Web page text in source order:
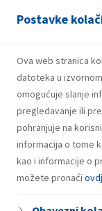
Postavke
Ova web stranica
datoteka u
omogućuje slanje
pregledavanje ili
pohranjuje na
informacija o tome
kao i informacije o
možete pronaći
21.07.2026.
u iznosu od